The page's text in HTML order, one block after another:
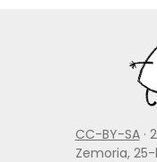
CC-BY-SA·
Zemoria, 25-